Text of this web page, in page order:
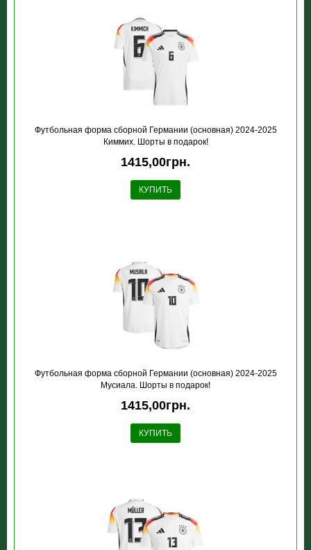
Футбольная форма сборной Германии (основная) 2024-2025
Киммих. Шорты в подарок!
1415,00грн.
КУПИТЬ
Футбольная форма сборной Германии (основная) 2024-2025
Мусиала. Шорты в подарок!
1415,00грн.
КУПИТЬ